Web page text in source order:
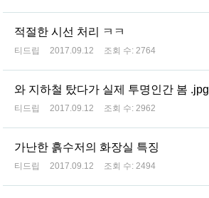
적절한 시선 처리 ㅋㅋ
티드립 2017.09.12 조회 수: 2764
와 지하철 탔다가 실제 투명인간 봄 .jpg
티드립 2017.09.12 조회 수: 2962
가난한 흙수저의 화장실 특징
티드립 2017.09.12 조회 수: 2494